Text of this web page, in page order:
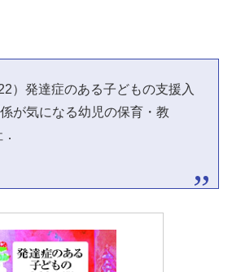
）発達症のある子どもの支援入
が気になる幼児の保育・教